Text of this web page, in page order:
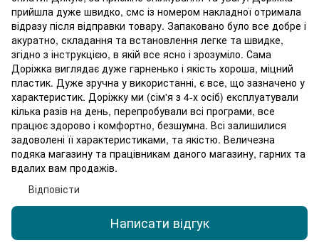
прийшла дуже швидко, смс із номером накладної отримала
відразу після відправки товару. Запаковано було все добре і
акуратно, складання та встановлення легке та швидке,
згідно з інструкцією, в якій все ясно і зрозуміло. Сама
Доріжка виглядає дуже гарненько і якість хороша, міцний
пластик. Дуже зручна у використанні, є все, що зазначено у
характеристик. Доріжку ми (сім'я з 4-х осіб) експлуатували
кілька разів на день, перепробували всі програми, все
працює здорово і комфортно, безшумна. Всі залишилися
задоволені її характеристиками, та якістю. Величезна
подяка магазину та працівникам даного магазину, гарних та
вдалих вам продажів.
Відповісти
Написати відгук